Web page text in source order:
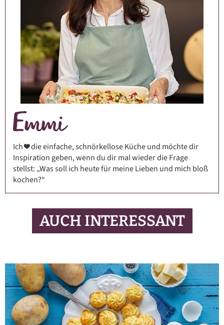
Ich ❤️ die einfache, schnörkellose Küche und möchte dir
Inspiration geben, wenn du dir mal wieder die Frage
stellst: „Was soll ich heute für meine Lieben und mich bloß
kochen?“
AUCH INTERESSANT